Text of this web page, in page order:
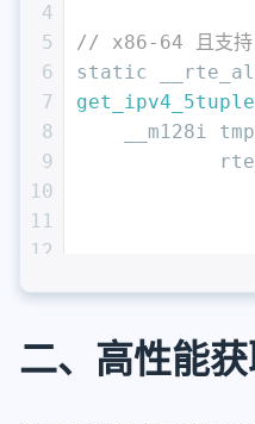
22
23
24
25
26
27
28
29
30
34
# ifdef
init_val =
init_val =
init_val =
init_val =
init_val =
init_val =
endif
4
5
6
7
8
9
10
11
12
15
16
// x86-64 且支持
static
get_ipv4_5tuple
__m128i
key->xmm =
// ARM
二、高性能